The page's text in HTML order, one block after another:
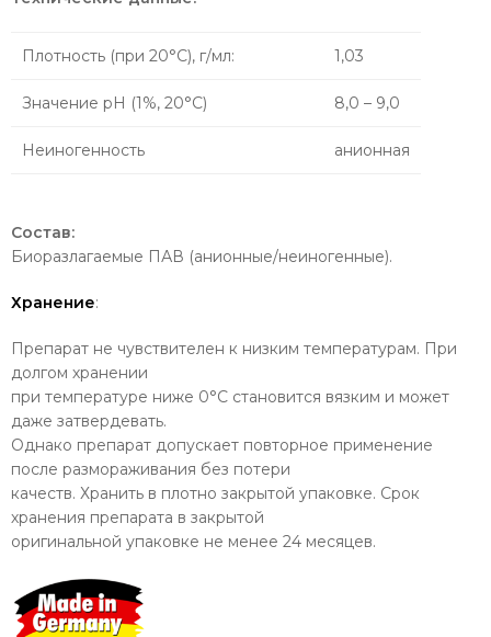
Плотность (при 20°C), г/мл: 1,03
Значение рН (1%, 20°С) 8,0 – 9,0
Неиногенность анионная
Состав:
Биоразлагаемые ПАВ (анионные/неиногенные).
Хранение:
Препарат не чувствителен к низким температурам. При
долгом хранении
при температуре ниже 0°C становится вязким и может
даже затвердевать.
Однако препарат допускает повторное применение
после размораживания без потери
качеств. Хранить в плотно закрытой упаковке. Срок
хранения препарата в закрытой
оригинальной упаковке не менее 24 месяцев.